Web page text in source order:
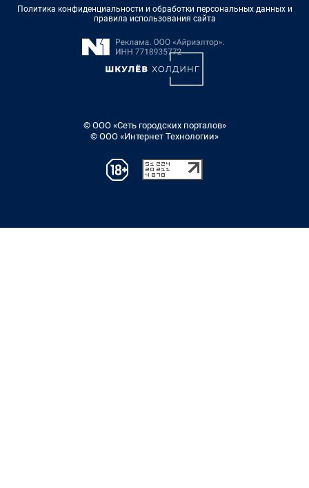
Политика конфиденциальности и обработки персональных данных и
правила использования сайта
© ООО «Сеть городских порталов»
© ООО «Интернет Технологии»